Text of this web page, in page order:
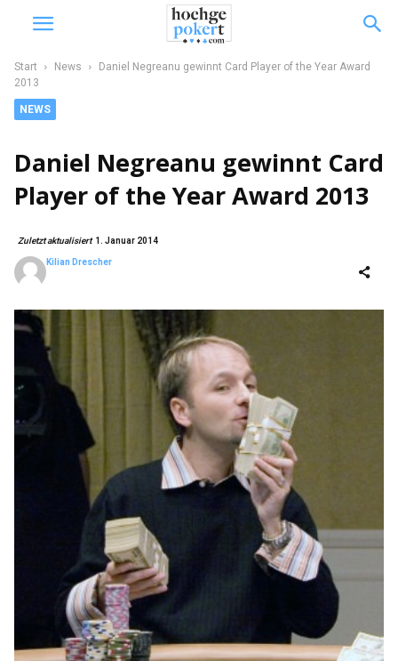
Start News
Daniel Negreanu gewinnt Card Player of the Year Award
2013
NEWS
Daniel Negreanu gewinnt Card
Player of the Year Award 2013
Zuletzt aktualisiert 1. Januar 2014
Kilian Drescher